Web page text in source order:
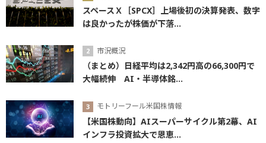
スペースＸ［SPCX］上場後初の決算発表、数字
は良かったが株価が下落...
市況概況
（まとめ）日経平均は2,342円高の66,300円で
大幅続伸 AI・半導体銘...
モトリーフール米国株情報
【米国株動向】AIスーパーサイクル第2幕、AI
インフラ投資拡大で恩恵...